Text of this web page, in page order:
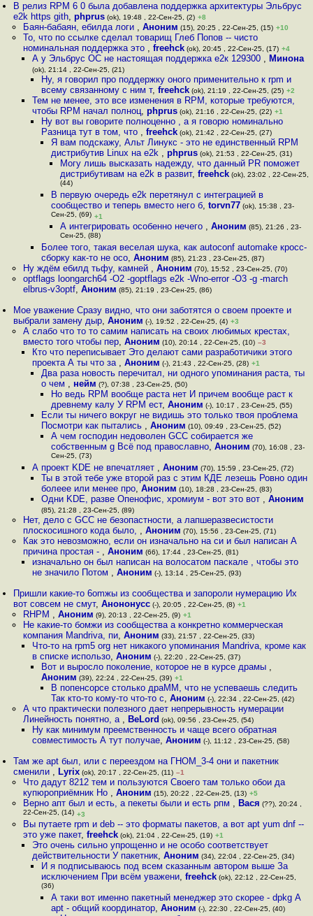
В релиз RPM 6 0 была добавлена поддержка архитектуры Эльбрус
e2k https gith,phprus (ok), 19:48 , 22-Сен-25, (2) +8
Баян-бабаян, ебилда логи , Аноним (15), 20:25 , 22-Сен-25, (15) +10
То, что по ссылке сделал товарищ Глеб Попов -- чисто
номинальная поддержка это , freehck(ok), 20:45 , 22-Сен-25, (17) +4
А у Эльбрус ОС не настоящая поддержка е2к 129300 , Минона
(ok), 21:14 , 22-Сен-25, (21)
Ну, я говорил про поддержку оного применительно к rpm и
всему связанному с ним т,freehck (ok), 21:19 , 22-Сен-25, (25) +2
Тем не менее, это все изменения в RPM, которые требуются,
чтобы RPM начал полноц, phprus(ok), 21:16 , 22-Сен-25, (22) +1
Ну вот вы говорите полноценно , а я говорю номинально
Разница тут в том, что ,freehck (ok), 21:42 , 22-Сен-25, (27)
Я вам подскажу, Альт Линукс - это не единственный RPM
дистрибутив Linux на e2k , phprus(ok), 21:53 , 22-Сен-25, (31)
Могу лишь высказать надежду, что данный PR поможет
дистрибутивам на e2k в развит, freehck(ok), 23:02 , 22-Сен-25,
(44)
В первую очередь e2k перетянул с интеграцией в
сообщество и теперь вместо него б, torvn77(ok), 15:38 , 23-
Сен-25, (69) +1
А интегрировать особенно нечего , Аноним (85), 21:26 , 23-
Сен-25, (88)
Более того, такая веселая шука, как autoconf automake кросс-
сборку как-то не осо,Аноним (85), 21:23 , 23-Сен-25, (87)
Ну ждём ебилд тьфу, камней , Аноним (70), 15:52 , 23-Сен-25, (70)
optflags loongarch64 -O2 -goptflags e2k -Wno-error -O3 -g -march
elbrus-v3optf, Аноним (85), 21:19 , 23-Сен-25, (86)
Мое уважение Сразу видно, что они заботятся о своем проекте и
выбрали замену дыp,Аноним (-), 19:52 , 22-Сен-25, (4) +3
А слабо что то то самим написать на своих любимых крестах,
вместо того чтобы пер, Аноним (10), 20:14 , 22-Сен-25, (10) –3
Кто что переписывает Это делают сами разработичики этого
проекта А ты что за , Аноним (-), 21:43 , 22-Сен-25, (28) +1
Два раза новость перечитал, ни одного упоминания раста, ты
о чем , нейм (?), 07:38 , 23-Сен-25, (50)
Но ведь RPM вообще раста нет И причем вообще раст к
древнему калу У RPM ест, Аноним (-), 10:17 , 23-Сен-25, (55)
Если ты ничего вокруг не видишь это только твоя проблема
Посмотри как пытались ,Аноним (10), 09:49 , 23-Сен-25, (52)
А чем господин недоволен GCC собирается же
собственным g Всё под православно, Аноним (70), 16:08 , 23-
Сен-25, (73)
А проект KDE не впечатляет , Аноним (70), 15:59 , 23-Сен-25, (72)
Ты в этой тебе уже второй раз с этим КДЕ лезешь Ровно один
болеее или менее про,Аноним (10), 18:28 , 23-Сен-25, (83)
Одни KDE, разве Опенофис, хромиум - вот это вот ,Аноним
(85), 21:28 , 23-Сен-25, (89)
Нет, дело с GCC не безопастности, а лапшеразвесистости
плоскосишного кода было, , Аноним (70), 15:56 , 23-Сен-25, (71)
Как это невозможно, если он изначально на си и был написан А
причина простая - , Аноним (66), 17:44 , 23-Сен-25, (81)
изначально он был написан на волосатом паскале , чтобы это
не значило Потом , Аноним (-), 13:14 , 25-Сен-25, (93)
Пришли какие-то 6omжы из сообщества и запороли нумерацию Их
вот совсем не смут,Анононусс (-), 20:05 , 22-Сен-25, (8) +1
RHPM , Аноним (9), 20:13 , 22-Сен-25, (9) +1
Не какие-то бомжи из сообщества а конкретно коммерческая
компания Mandriva, пи, Аноним (33), 21:57 , 22-Сен-25, (33)
Что-то на rpm5 org нет никакого упоминания Mandriva, кроме как
в списке использо, Аноним (-), 22:20 , 22-Сен-25, (37)
Вот и выросло поколение, которое не в курсе драмы ,
Аноним (39), 22:24 , 22-Сен-25, (39) +1
В попенсорсе столько драММ, что не успеваешь следить
Так кто-то кому-то что-то с, Аноним (-), 22:34 , 22-Сен-25, (42)
А что практически полезного дает непрерывность нумерации
Линейность понятно, а , BeLord (ok), 09:56 , 23-Сен-25, (54)
Ну как минимум преемственность и чаще всего обратная
совместимость А тут получае, Аноним (-), 11:12 , 23-Сен-25, (58)
Там же apt был, или с переездом на ГНОМ_3-4 они и пакетник
сменили , Lyrix (ok), 20:17 , 22-Сен-25, (11) –1
Что дадут 8212 тем и пользуются Своего там только обои да
купюроприёмник Но , Аноним (15), 20:22 , 22-Сен-25, (13) +5
Верно апт был и есть, а пекеты были и есть рпм , Вася (??), 20:24 ,
22-Сен-25, (14) +3
Вы путаете rpm и deb -- это форматы пакетов, а вот apt yum dnf --
это уже пакет, freehck(ok), 21:04 , 22-Сен-25, (19) +1
Это очень сильно упрощенно и не особо соответствует
действительности У пакетник, Аноним (34), 22:04 , 22-Сен-25, (34)
И я подписываюсь под всем сказанным автором выше За
исключением При всём уважени,freehck (ok), 22:12 , 22-Сен-25,
(36)
А таки вот именно пакетный менеджер это скорее - dpkg А
apt - общий координатор, Аноним (-), 22:30 , 22-Сен-25, (40)